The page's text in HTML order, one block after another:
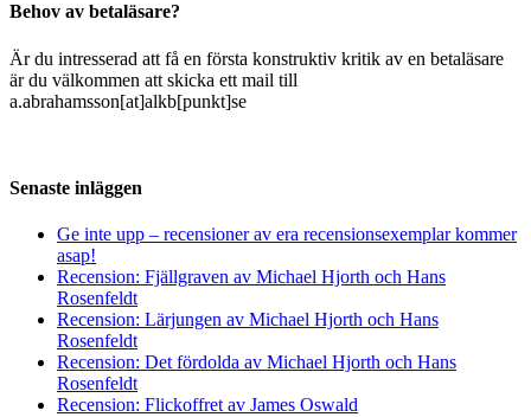
Behov av betaläsare?
Är du intresserad att få en första konstruktiv kritik av en betaläsare
är du välkommen att skicka ett mail till
a.abrahamsson[at]alkb[punkt]se
Senaste inläggen
Ge inte upp – recensioner av era recensionsexemplar kommer
asap!
Recension: Fjällgraven av Michael Hjorth och Hans
Rosenfeldt
Recension: Lärjungen av Michael Hjorth och Hans
Rosenfeldt
Recension: Det fördolda av Michael Hjorth och Hans
Rosenfeldt
Recension: Flickoffret av James Oswald